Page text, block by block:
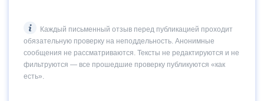
Каждый письменный отзыв перед публикацией проходит
обязательную проверку на неподдельность. Анонимные
сообщения не рассматриваются. Тексты не редактируются и не
фильтруются — все прошедшие проверку публикуются «как
есть».